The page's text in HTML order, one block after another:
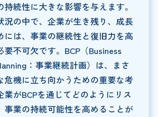
持続性に大きな影響を与えます。
況の中で、企業が生き残り、成長
には、事業の継続性と復旧力を高
要不可欠です。BCP（Business
：事業継続計画）は、まさ
危機に立ち向かうための重要な考
業がBCPを通じてどのようにリス
事業の持続可能性を高めることが